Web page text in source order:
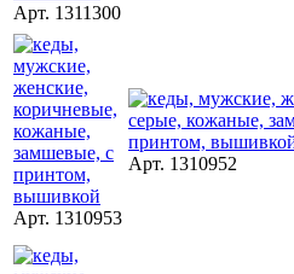
Арт. 1311300
Арт. 1310953
Арт. 1310952